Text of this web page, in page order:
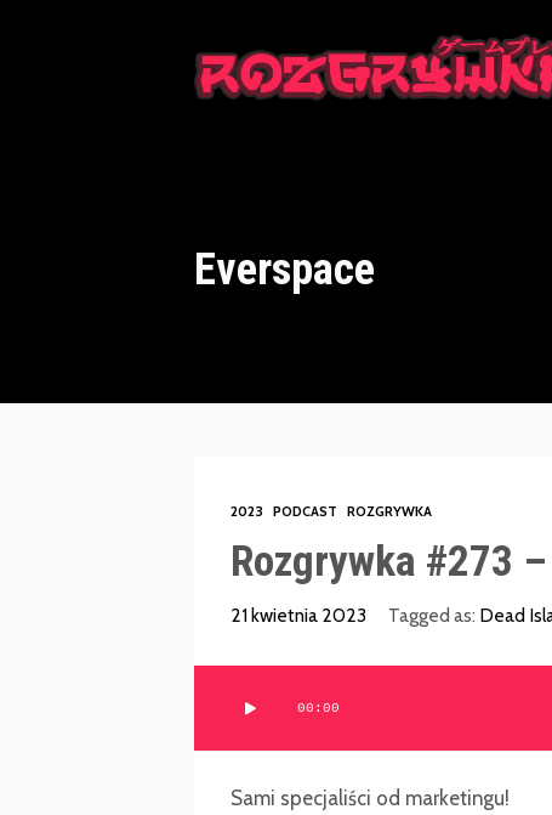
Everspace
2023 PODCAST ROZGRYWKA
Rozgrywka #273 –
21 kwietnia 2023 Tagged as: Dead
plików
dźwiękowych
00:00
Sami specjaliści od marketingu!